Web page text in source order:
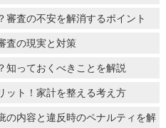
審査の不安を解消するポイント
査の現実と対策
知っておくべきことを解説
ット！家計を整える考え方
の内容と違反時のペナルティを解